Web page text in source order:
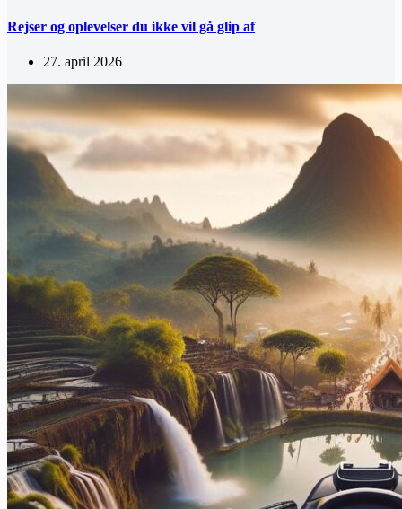
Rejser og oplevelser du ikke vil gå glip af
27. april 2026